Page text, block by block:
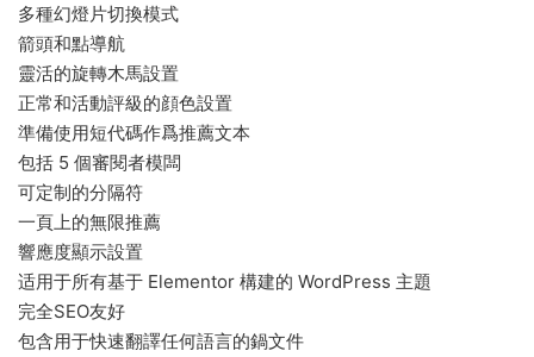
多種幻燈片切換模式
箭頭和點導航
靈活的旋轉木馬設置
正常和活動評級的顔色設置
準備使用短代碼作爲推薦文本
包括 5 個審閱者模闆
可定制的分隔符
一頁上的無限推薦
響應度顯示設置
适用于所有基于 Elementor 構建的 WordPress 主題
完全SEO友好
包含用于快速翻譯任何語言的鍋文件